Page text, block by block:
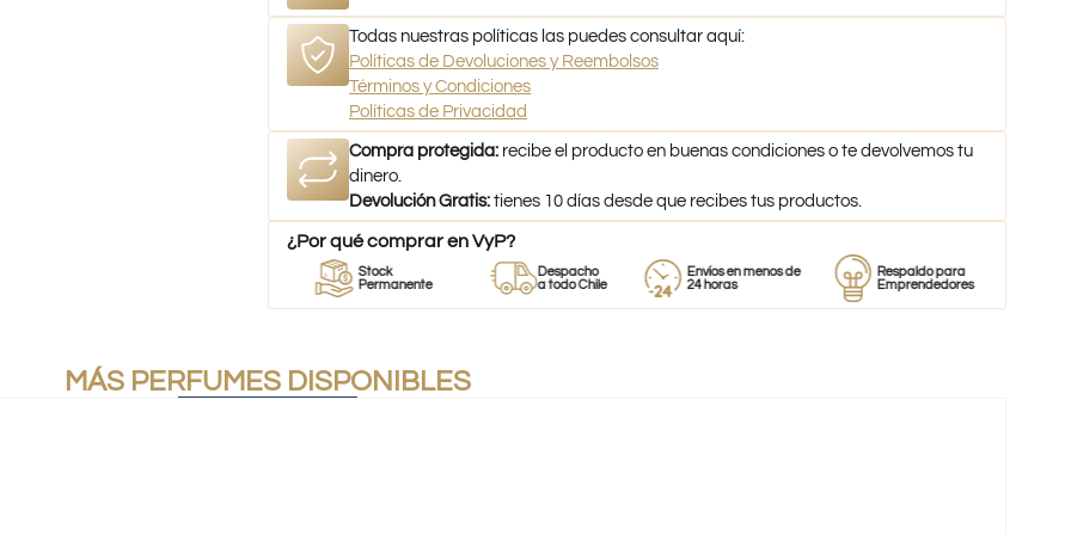
Todas nuestras políticas las puedes consultar aquí:
Políticas de Devoluciones y Reembolsos
Términos y Condiciones
Políticas de Privacidad
Compra protegida: recibe el producto en buenas condiciones o te devolvemos tu
dinero.
Devolución Gratis: tienes 10 días desde que recibes tus productos.
¿Por qué comprar en VyP?
Stock
Permanente
Despacho
a todo Chile
Envíos en menos de
24 horas
Respaldo para
Emprendedores
MÁS PERFUMES DISPONIBLES